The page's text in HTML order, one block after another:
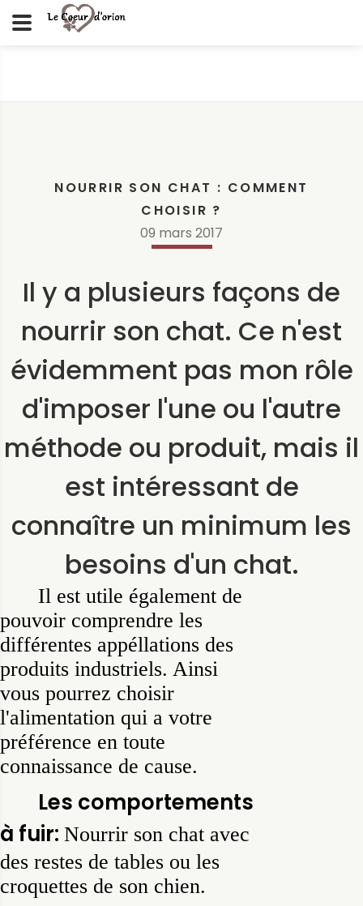
NOURRIR SON CHAT : COMMENT
CHOISIR ?
09 mars 2017
Il y a plusieurs façons de
nourrir son chat. Ce n'est
évidemment pas mon rôle
d'imposer l'une ou l'autre
méthode ou produit, mais il
est intéressant de
connaître un minimum les
besoins d'un chat.
Il est utile également de
pouvoir comprendre les
différentes appéllations des
produits industriels. Ainsi
vous pourrez choisir
l'alimentation qui a votre
préférence en toute
connaissance de cause.
Les comportements
à fuir: Nourrir son chat avec
des restes de tables ou les
croquettes de son chien.